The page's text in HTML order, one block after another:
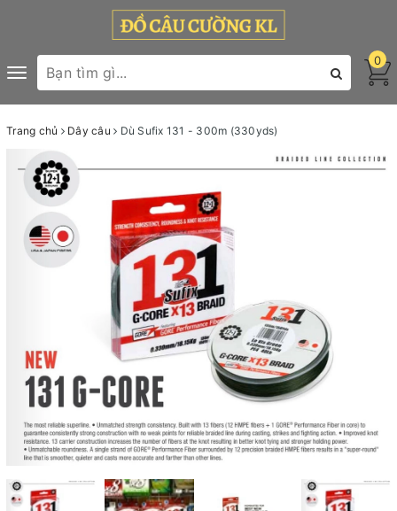
Toggle
navigation
0
Trang chủ Dây câu Dù Sufix 131 - 300m (330yds)